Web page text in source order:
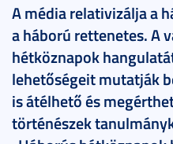
A média relativizálja a
a háború rettenetes. A
hétköznapok
lehetőségeit mutatják
is átélhető és
történészek